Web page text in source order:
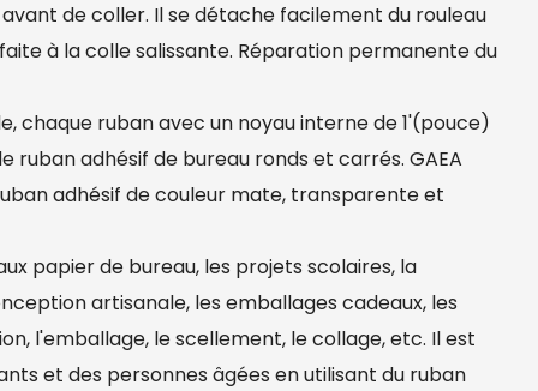
de coller. Il se détache facilement du rouleau
à la colle salissante. Réparation permanente du
chaque ruban avec un noyau interne de 1'(pouce)
adhésif de bureau ronds et carrés. GAEA
adhésif de couleur mate, transparente et
papier de bureau, les projets scolaires, la
artisanale, les emballages cadeaux, les
l'emballage, le scellement, le collage, etc. Il est
et des personnes âgées en utilisant du ruban